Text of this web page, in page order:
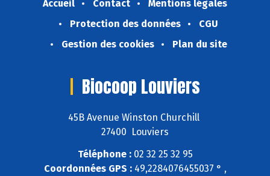
Accueil Contact
Mentions légales
Protection des données
CGU
Gestion des cookies
Plan du site
Biocoop Louviers
45B Avenue Winston Churchill
27400 Louviers
Téléphone :02 32 25 32 95
Coordonnées GPS :49,2284076455037 ° ,